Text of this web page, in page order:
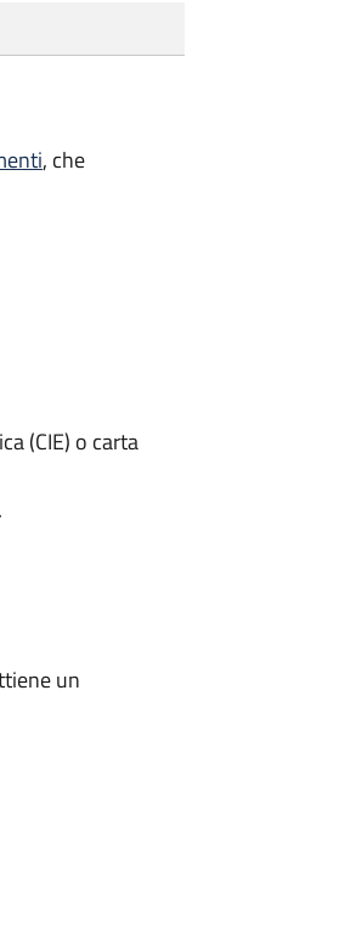
, che
(CIE) o carta
un